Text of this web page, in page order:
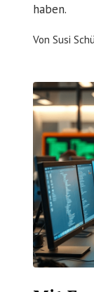
haben.
VonSusi